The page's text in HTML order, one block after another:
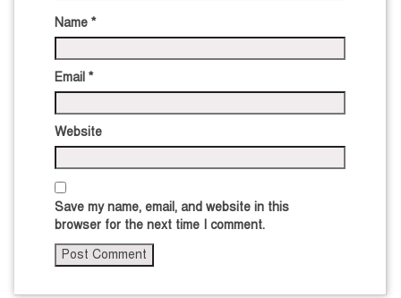
Name *
Email *
Website
Save my name, email, and website in this
browser for the next time I comment.